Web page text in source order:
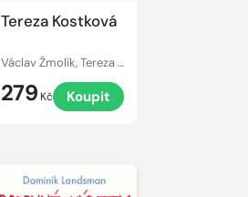
Tereza Kostková
Václav Žmolík, Tereza Kostková
279 Kč Koupit